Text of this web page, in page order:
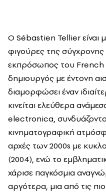
Ο Sébastien Tellier είναι
φιγούρες της σύγχρονης
εκπρόσωπος του French
δημιουργός με έντονη
διαμορφώσει έναν
κινείται ελεύθερα
electronica,
κινηματογραφική
αρχές των 2000s με
(2004), ενώ το
χάρισε παγκόσμια
αργότερα, μια από τις